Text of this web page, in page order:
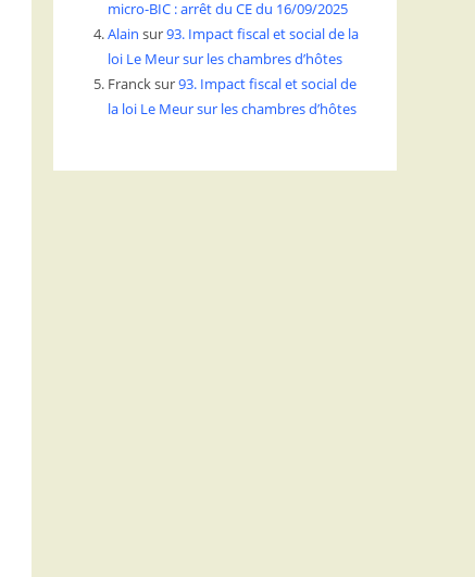
micro-BIC : arrêt du CE du 16/09/2025
Alain sur93. Impact fiscal et social de la
loi Le Meur sur les chambres d’hôtes
Francksur93. Impact fiscal et social de
la loi Le Meur sur les chambres d’hôtes